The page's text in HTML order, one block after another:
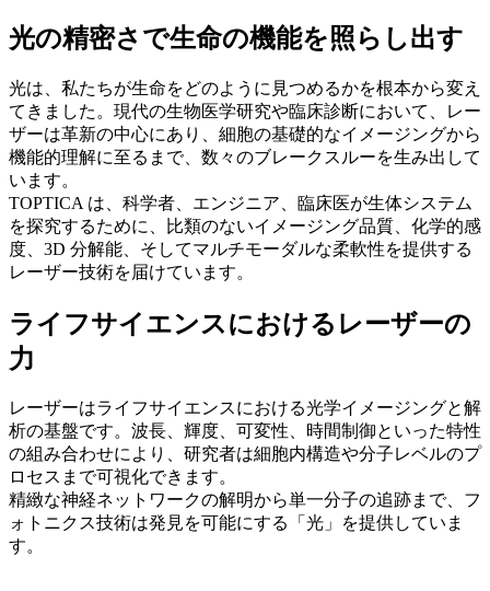
光の精密さで生命の機能を照らし出す
光は、私たちが生命をどのように見つめるかを根本から変え
てきました。現代の生物医学研究や臨床診断において、レー
ザーは革新の中心にあり、細胞の基礎的なイメージングから
機能的理解に至るまで、数々のブレークスルーを生み出して
います。
TOPTICA は、科学者、エンジニア、臨床医が生体システム
を探究するために、比類のないイメージング品質、化学的感
度、3D 分解能、そしてマルチモーダルな柔軟性を提供する
レーザー技術を届けています。
ライフサイエンスにおけるレーザーの
力
レーザーはライフサイエンスにおける光学イメージングと解
析の基盤です。波長、輝度、可変性、時間制御といった特性
の組み合わせにより、研究者は細胞内構造や分子レベルのプ
ロセスまで可視化できます。
精緻な神経ネットワークの解明から単一分子の追跡まで、フ
ォトニクス技術は発見を可能にする「光」を提供していま
す。